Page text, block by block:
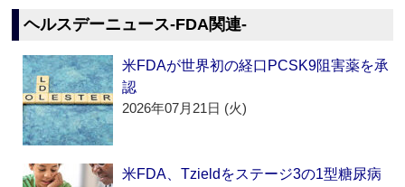
ヘルスデーニュース‐FDA関連‐
米FDAが世界初の経口PCSK9阻害薬を承
認
2026年07月21日 (火)
米FDA、Tzieldをステージ3の1型糖尿病